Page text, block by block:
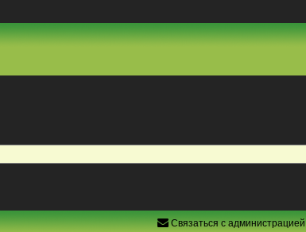
Связаться с администрацией